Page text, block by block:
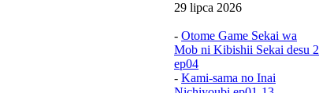
29 lipca 2026
- Otome Game Sekai wa
Mob ni Kibishii Sekai desu 2
ep04
- Kami-sama no Inai